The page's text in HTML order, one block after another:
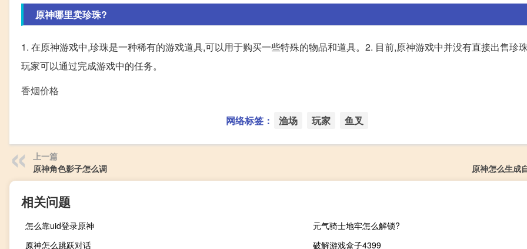
原神哪里卖珍珠?
1. 在原神游戏中,珍珠是一种稀有的游戏道具,可以用于购买一些特殊的物品和道具。2. 目前,原神游戏中并没有直接出售珍
玩家可以通过完成游戏中的任务。
香烟价格
网络标签： 渔场 玩家 鱼叉
上一篇
原神角色影子怎么调
原神怎么生成
相关问题
怎么靠uid登录原神
元气骑士地牢怎么解锁?
原神怎么跳跃对话
破解游戏盒子4399